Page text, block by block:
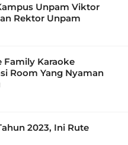
Unpam Viktor
Rektor Unpam
Family Karaoke
Room Yang Nyaman
2023, Ini Rute